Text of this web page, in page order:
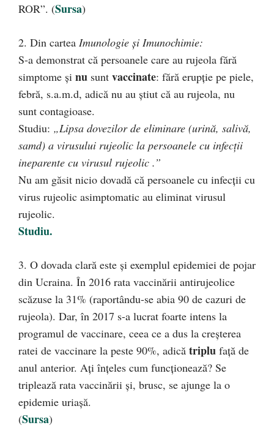
ROR”. (Sursa)
2. Din cartea Imunologie și Imunochimie:
S-a demonstrat că persoanele care au rujeola fără
simptome și nu sunt vaccinate: fără erupție pe piele,
febră, s.a.m.d, adică nu au știut că au rujeola, nu
sunt contagioase.
Studiu: „Lipsa dovezilor de eliminare (urină, salivă,
samd) a virusului rujeolic la persoanele cu infecții
ineparente cu virusul rujeolic .”
Nu am găsit nicio dovadă că persoanele cu infecții cu
virus rujeolic asimptomatic au eliminat virusul
rujeolic.
Studiu.
3. O dovada clară este și exemplul epidemiei de pojar
din Ucraina. În 2016 rata vaccinării antirujeolice
scăzuse la 31% (raportându-se abia 90 de cazuri de
rujeola). Dar, în 2017 s-a lucrat foarte intens la
programul de vaccinare, ceea ce a dus la creșterea
ratei de vaccinare la peste 90%, adică triplu față de
anul anterior. Ați înțeles cum funcționează? Se
triplează rata vaccinării și, brusc, se ajunge la o
epidemie uriașă.
(Sursa)